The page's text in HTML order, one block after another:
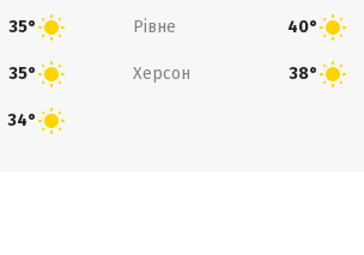
35° Рівне 40°
35° Херсон 38°
34°